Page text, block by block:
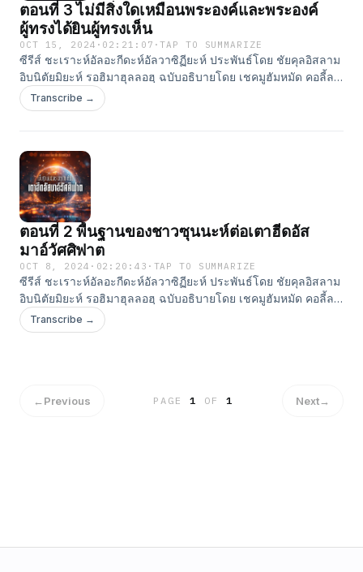
⁠⁠⁠⁠⁠⁠⁠⁠⁠⁠⁠⁠⁠⁠⁠⁠⁠⁠⁠⁠⁠⁠⁠⁠⁠⁠⁠https://www.clubhouse.com/house/assabiqoon-publisher⁠⁠⁠⁠⁠⁠⁠⁠⁠⁠
ตอนที่ 3 ไม่มีสิ่งใดเหมือนพระองค์และพระองค์
ผู้ทรงได้ยินผู้ทรงเห็น
OCT 15, 2024 · 02:21:07 ·TAP TO SUMMARIZE
ซีรีส์ ชะเราะห์อัลอะกีดะห์อัลวาซิฏียะห์ ประพันธ์โดย ชัยคุลอิสลาม
อิบนิตัยมิยะห์ รอฮิมาฮุลลอฮฺ ฉบับอธิบายโดย เชคมูฮัมหมัด คอลี้ล
ฮัรรอซ สอนโดย อ.ยูนุส แสงไพจิตร สำนักพิมพ์อัซซาบิกูน #ติดตาม
ผลงานของเราได้ที่ Line: ⁠⁠⁠⁠⁠⁠⁠⁠⁠⁠⁠⁠⁠⁠⁠⁠⁠⁠⁠⁠⁠@assabiqoon⁠⁠⁠⁠⁠⁠⁠⁠⁠⁠⁠⁠⁠⁠⁠⁠⁠⁠⁠⁠⁠ Website:
publisher/id1529718433⁠⁠⁠⁠⁠⁠⁠⁠⁠⁠⁠⁠⁠⁠⁠⁠⁠⁠⁠⁠⁠ Youtube:
⁠⁠⁠⁠⁠⁠⁠⁠⁠⁠⁠⁠⁠⁠⁠⁠⁠⁠⁠⁠⁠https://www.youtube.com/c/AssabiqoonPublisher⁠⁠⁠⁠⁠⁠⁠⁠⁠⁠⁠⁠⁠⁠⁠⁠⁠⁠⁠⁠⁠ Facebook:
⁠⁠⁠⁠⁠⁠⁠⁠⁠⁠⁠⁠⁠⁠⁠⁠⁠⁠⁠⁠⁠https://www.facebook.com/AssabiqoonPublisher⁠⁠⁠⁠⁠⁠⁠⁠⁠⁠⁠⁠⁠⁠ Tiktok:
⁠⁠⁠⁠⁠⁠⁠⁠⁠⁠⁠⁠⁠⁠https://www.tiktok.com/@assabiqoon⁠⁠⁠⁠⁠⁠⁠⁠⁠⁠⁠⁠⁠⁠ Clubhouse:
⁠⁠⁠⁠⁠⁠⁠⁠⁠⁠⁠⁠⁠⁠⁠⁠⁠⁠⁠⁠⁠⁠⁠⁠⁠⁠https://www.clubhouse.com/house/assabiqoon-publisher⁠⁠⁠⁠⁠⁠⁠⁠⁠⁠
Transcribe →
ตอนที่ 2 พื้นฐานของชาวซุนนะห์ต่อเตาฮีดอัส
มาอ์วัศศิฟาต
OCT 8, 2024 · 02:20:43 · TAP TO SUMMARIZE
ซีรีส์ ชะเราะห์อัลอะกีดะห์อัลวาซิฏียะห์ ประพันธ์โดย ชัยคุลอิสลาม
อิบนิตัยมิยะห์ รอฮิมาฮุลลอฮฺ ฉบับอธิบายโดย เชคมูฮัมหมัด คอลี้ล
ฮัรรอซ สอนโดย อ.ยูนุส แสงไพจิตร สำนักพิมพ์อัซซาบิกูน #ติดตาม
ผลงานของเราได้ที่ Line: ⁠⁠⁠⁠⁠⁠⁠⁠⁠⁠⁠⁠⁠⁠⁠⁠⁠⁠⁠⁠@assabiqoon⁠⁠⁠⁠⁠⁠⁠⁠⁠⁠⁠⁠⁠⁠⁠⁠⁠⁠⁠⁠ Website:
⁠⁠⁠⁠⁠⁠⁠⁠⁠⁠⁠⁠⁠⁠⁠⁠⁠⁠⁠⁠https://www.youtube.com/c/AssabiqoonPublisher⁠⁠⁠⁠⁠⁠⁠⁠⁠⁠⁠⁠⁠⁠⁠⁠⁠⁠⁠⁠ Facebook:
Transcribe →
←Previous PAGE1 OF 1 Next→